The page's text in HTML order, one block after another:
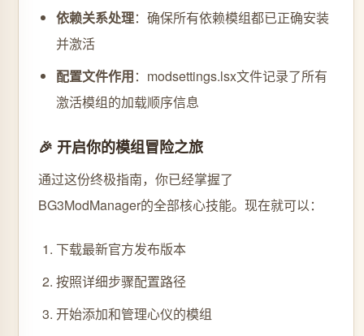
依赖关系处理：确保所有依赖模组都已正确安装
并激活
配置文件作用：modsettings.lsx文件记录了所有
激活模组的加载顺序信息
🎉 开启你的模组冒险之旅
通过这份终极指南，你已经掌握了
BG3ModManager的全部核心技能。现在就可以：
下载最新官方发布版本
按照详细步骤配置路径
开始添加和管理心仪的模组